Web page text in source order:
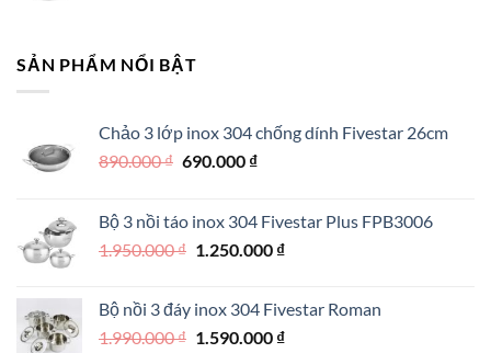
1.390.000 ₫.
SẢN PHẨM NỔI BẬT
Chảo 3 lớp inox 304 chống dính Fivestar 26cm
890.000₫ Giá
890.000 ₫.
690.000 ₫Giá
là:
690.000 ₫.
Bộ 3 nồi táo inox 304 Fivestar Plus FPB3006
1.950.000₫ Giá
1.950.000 ₫.
1.250.000 ₫Giá
là:
1.250.000 ₫.
Bộ nồi 3 đáy inox 304 Fivestar Roman
1.990.000₫ Giá
1.590.000 ₫Giá